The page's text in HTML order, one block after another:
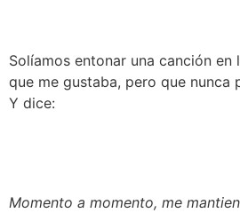
Solíamos entonar una canción en
que me gustaba, pero que nunca
Y dice:
Momento a momento, me